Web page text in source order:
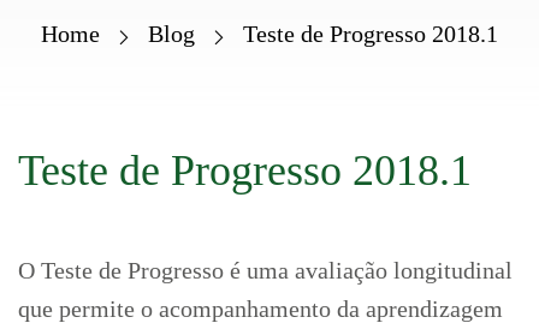
Home Blog Teste de Progresso 2018.1
Teste de Progresso 2018.1
O Teste de Progresso é uma avaliação longitudinal
que permite o acompanhamento da aprendizagem